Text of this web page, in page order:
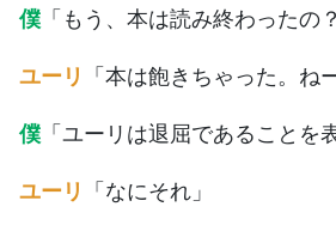
僕 「もう、本は読み終わったの
ユーリ 「本は飽きちゃった。ね
僕 「ユーリは退屈であることを
ユーリ 「なにそれ」